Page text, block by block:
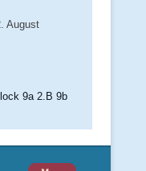
August
9a 2.B 9b